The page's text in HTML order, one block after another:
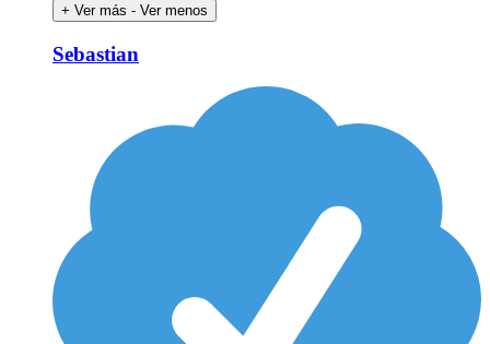
+ Ver más - Ver menos
Sebastian